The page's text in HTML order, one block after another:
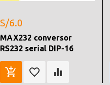
S/6.0
MAX232 conversor
RS232 serial DIP-16